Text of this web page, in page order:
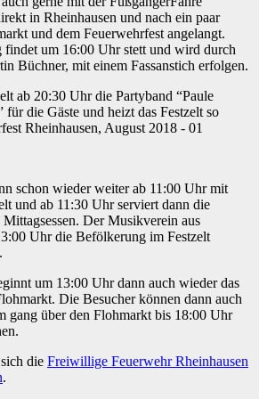
in Rheinhausen und nach ein paar
und dem Feuerwehrfest angelangt.
um 16:00 Uhr stett und wird durch
Büchner, mit einem Fassanstich erfolgen.
ab 20:30 Uhr die Partyband “Paule
für die Gäste und heizt das Festzelt so
schon wieder weiter ab 11:00 Uhr mit
und ab 11:30 Uhr serviert dann die
Der Musikverein aus
Uhr die Befölkerung im Festzelt
um 13:00 Uhr dann auch wieder das
Die Besucher können dann auch
gang über den Flohmarkt bis 18:00 Uhr
die Freiwillige Feuerwehr Rheinhausen
.